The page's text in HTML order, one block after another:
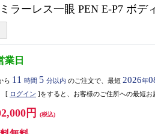
ラーレス一眼 PEN E-P7 ボデ
業日
ら 11 時間 5 分以内 のご注文で、最短 2026年
[ ログイン ]をすると、お客様のご住所への最短お
円 (税込)